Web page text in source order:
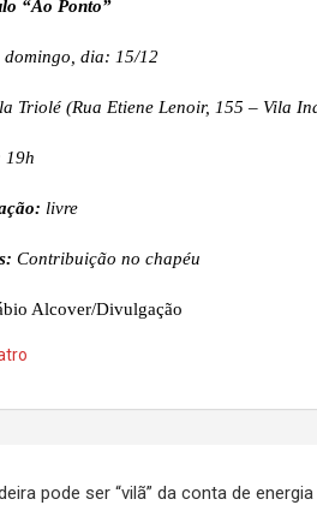
“Ao Ponto”
domingo, dia: 15/12
Triolé (Rua Etiene Lenoir, 155 – Vila
19h
livre
Contribuição no chapéu
Alcover/Divulgação
pode ser “vilã” da conta de energia